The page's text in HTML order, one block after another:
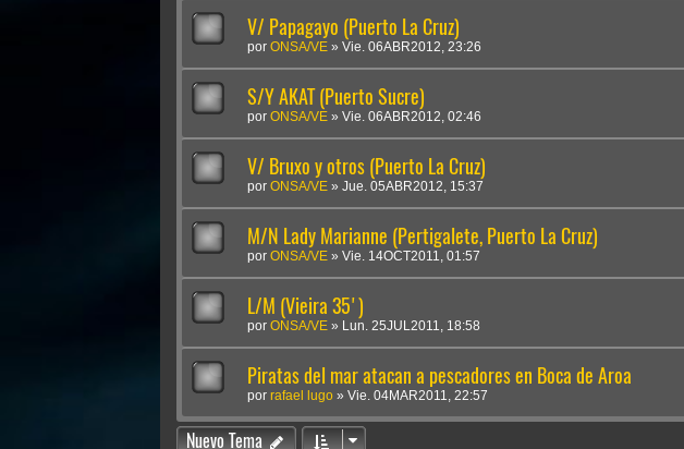
V/ Papagayo (Puerto La Cruz)
por ONSA/VE » Vie. 06ABR2012, 23:26
S/Y AKAT (Puerto Sucre)
por ONSA/VE » Vie. 06ABR2012, 02:46
V/ Bruxo y otros (Puerto La Cruz)
por ONSA/VE » Jue. 05ABR2012, 15:37
M/N Lady Marianne (Pertigalete, Puerto La Cruz)
por ONSA/VE » Vie. 14OCT2011, 01:57
L/M (Vieira 35')
por ONSA/VE » Lun. 25JUL2011, 18:58
Piratas del mar atacan a pescadores en Boca de Aroa
por rafael lugo » Vie. 04MAR2011, 22:57
Nuevo Tema